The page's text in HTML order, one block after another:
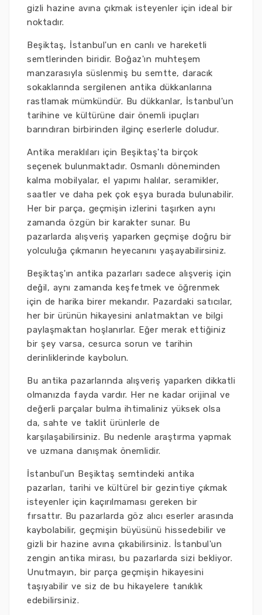
gizli hazine avına çıkmak isteyenler için ideal bir
noktadır.
Beşiktaş, İstanbul'un en canlı ve hareketli
semtlerinden biridir. Boğaz'ın muhteşem
manzarasıyla süslenmiş bu semtte, daracık
sokaklarında sergilenen antika dükkanlarına
rastlamak mümkündür. Bu dükkanlar, İstanbul'un
tarihine ve kültürüne dair önemli ipuçları
barındıran birbirinden ilginç eserlerle doludur.
Antika meraklıları için Beşiktaş'ta birçok
seçenek bulunmaktadır. Osmanlı döneminden
kalma mobilyalar, el yapımı halılar, seramikler,
saatler ve daha pek çok eşya burada bulunabilir.
Her bir parça, geçmişin izlerini taşırken aynı
zamanda özgün bir karakter sunar. Bu
pazarlarda alışveriş yaparken geçmişe doğru bir
yolculuğa çıkmanın heyecanını yaşayabilirsiniz.
Beşiktaş'ın antika pazarları sadece alışveriş için
değil, aynı zamanda keşfetmek ve öğrenmek
için de harika birer mekandır. Pazardaki satıcılar,
her bir ürünün hikayesini anlatmaktan ve bilgi
paylaşmaktan hoşlanırlar. Eğer merak ettiğiniz
bir şey varsa, cesurca sorun ve tarihin
derinliklerinde kaybolun.
Bu antika pazarlarında alışveriş yaparken dikkatli
olmanızda fayda vardır. Her ne kadar orijinal ve
değerli parçalar bulma ihtimaliniz yüksek olsa
da, sahte ve taklit ürünlerle de
karşılaşabilirsiniz. Bu nedenle araştırma yapmak
ve uzmana danışmak önemlidir.
İstanbul'un Beşiktaş semtindeki antika
pazarları, tarihi ve kültürel bir gezintiye çıkmak
isteyenler için kaçırılmaması gereken bir
fırsattır. Bu pazarlarda göz alıcı eserler arasında
kaybolabilir, geçmişin büyüsünü hissedebilir ve
gizli bir hazine avına çıkabilirsiniz. İstanbul'un
zengin antika mirası, bu pazarlarda sizi bekliyor.
Unutmayın, bir parça geçmişin hikayesini
taşıyabilir ve siz de bu hikayelere tanıklık
edebilirsiniz.